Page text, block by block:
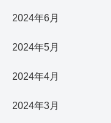
2024年6月
2024年5月
2024年4月
2024年3月